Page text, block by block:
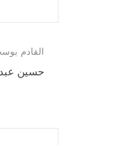
القادم
حسين